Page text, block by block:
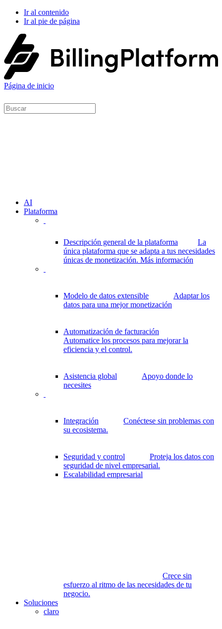
Ir al contenido
Ir al pie de página
Página de inicio
AI
Plataforma
Descripción general de la plataforma
La
única plataforma que se adapta a tus necesidades
únicas de monetización. Más información
Modelo de datos extensible
Adaptar los
datos para una mejor monetización
Automatización de facturación
Automatice los procesos para mejorar la
eficiencia y el control.
Asistencia global
Apoyo donde lo
necesites
Integración
Conéctese sin problemas con
su ecosistema.
Seguridad y control
Proteja los datos con
seguridad de nivel empresarial.
Escalabilidad empresarial
Crece sin
esfuerzo al ritmo de las necesidades de tu
negocio.
Soluciones
claro